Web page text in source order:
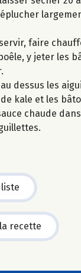
faire
y jeter les
dessus les
kale et les
chaude
recette